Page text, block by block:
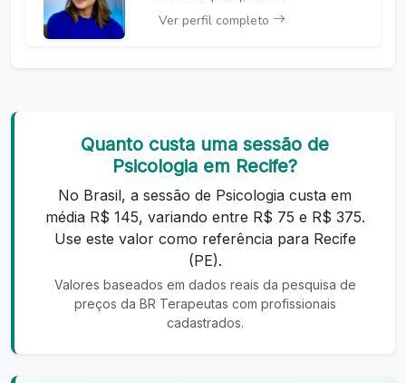
Ver perfil completo
Quanto custa uma sessão de
Psicologia em Recife?
No Brasil, a sessão de Psicologia custa em
média R$ 145, variando entre R$ 75 e R$ 375.
Use este valor como referência para Recife
(PE).
Valores baseados em dados reais da pesquisa de
preços da BR Terapeutas com profissionais
cadastrados.